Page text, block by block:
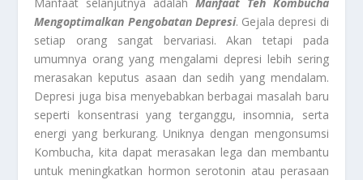
Mengoptimalkan Pengobatan Depresi. Gejala depresi di
setiap orang sangat bervariasi. Akan tetapi pada
umumnya orang yang mengalami depresi lebih sering
merasakan keputus asaan dan sedih yang mendalam.
Depresi juga bisa menyebabkan berbagai masalah baru
seperti konsentrasi yang terganggu, insomnia, serta
energi yang berkurang. Uniknya dengan mengonsumsi
Kombucha, kita dapat merasakan lega dan membantu
untuk meningkatkan hormon serotonin atau perasaan